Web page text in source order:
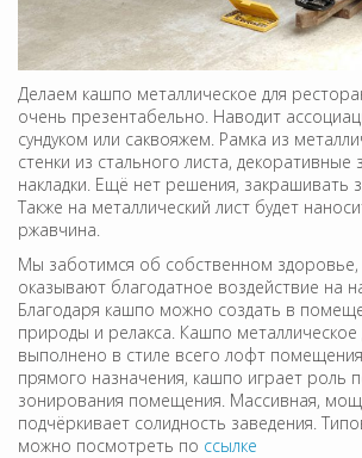
Делаем кашпо металлическое для
очень презентабельно. Наводит
сундуком или саквояжем. Рамка из
стенки из стального листа, декоративные
накладки. Ещё нет решения, закрашивать
Также на металлический лист будет
ржавчина.
Мы заботимся об собственном здоровье,
оказывают благодатное воздействие на
Благодаря кашпо можно создать в
природы и релакса. Кашпо металлическое
выполнено в стиле всего лофт
прямого назначения, кашпо играет роль
зонирования помещения. Массивная,
подчёркивает солидность заведения.
можно посмотреть по ссылке